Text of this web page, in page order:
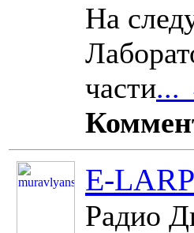
На
части...
E-
Радио